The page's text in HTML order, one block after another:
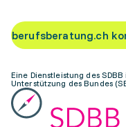
berufsberatung.ch
Eine Dienstleistung des
Unterstützung des Bundes